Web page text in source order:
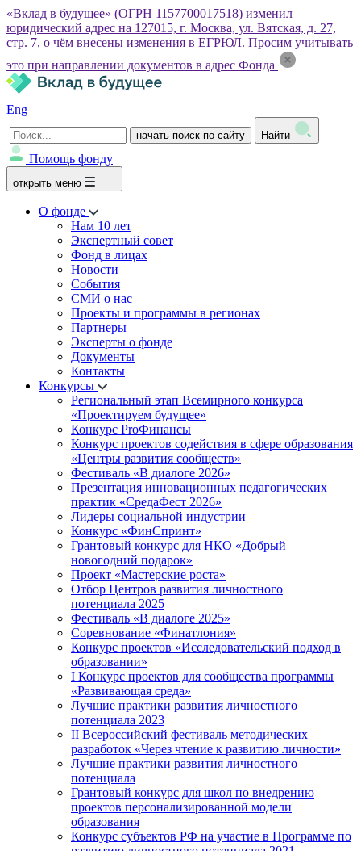
«Вклад в будущее» (ОГРН 1157700017518) изменил
юридический адрес на 127015, г. Москва, ул. Вятская, д. 27,
стр. 7, о чём внесены изменения в ЕГРЮЛ. Просим учитывать
это при направлении документов в адрес Фонда
Eng
начать поиск по сайту Найти
Помощь фонду
открыть меню
О фонде
Нам 10 лет
Экспертный совет
Фонд в лицах
Новости
События
СМИ о нас
Проекты и программы в регионах
Партнеры
Эксперты о фонде
Документы
Контакты
Конкурсы
Региональный этап Всемирного конкурса
«Проектируем будущее»
Конкурс ProФинансы
Конкурс проектов содействия в сфере образования
«Центры развития сообществ»
Фестиваль «В диалоге 2026»
Презентация инновационных педагогических
практик «СредаФест 2026»
Лидеры социальной индустрии
Конкурс «ФинСпринт»
Грантовый конкурс для НКО «Добрый
новогодний подарок»
Проект «Мастерские роста»
Отбор Центров развития личностного
потенциала 2025
Фестиваль «В диалоге 2025»
Соревнование «Финатлония»
Конкурс проектов «Исследовательский подход в
образовании»
I Конкурс проектов для сообщества программы
«Развивающая среда»
Лучшие практики развития личностного
потенциала 2023
II Всероссийский фестиваль методических
разработок «Через чтение к развитию личности»
Лучшие практики развития личностного
потенциала
Грантовый конкурс для школ по внедрению
проектов персонализированной модели
образования
Конкурс субъектов РФ на участие в Программе по